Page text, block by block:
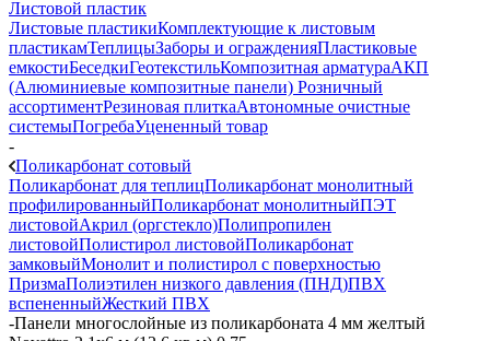
Листовой пластик
Листовые пластикиКомплектующие к листовым
пластикамТеплицыЗаборы и огражденияПластиковые
емкостиБеседкиГеотекстильКомпозитная арматураАКП
(Алюминиевые композитные панели) Розничный
ассортиментРезиновая плиткаАвтономные очистные
системыПогребаУцененный товар
-
Поликарбонат сотовый
Поликарбонат для теплицПоликарбонат монолитный
профилированныйПоликарбонат монолитныйПЭТ
листовойАкрил (оргстекло)Полипропилен
листовойПолистирол листовойПоликарбонат
замковыйМонолит и полистирол с поверхностью
ПризмаПолиэтилен низкого давления (ПНД)ПВХ
вспененныйЖесткий ПВХ
-Панели многослойные из поликарбоната 4 мм желтый